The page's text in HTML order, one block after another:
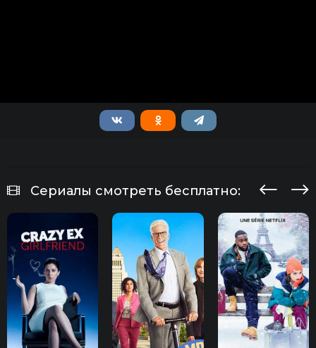
Сериалы смотреть бесплатно: